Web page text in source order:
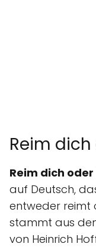
Reim
Reim dich
auf Deutsch,
entweder reimt
stammt aus
von Heinrich